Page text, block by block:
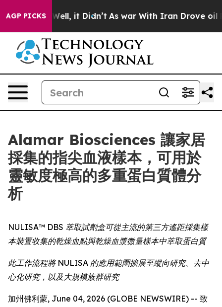
AGP PICKS
40%. Well, it Didn’t As war With Iran Drove oil
Alamar Biosciences 讓家居
採集的指尖血液樣本，可用於
靈敏度極高的多重蛋白質體分
析
NULISA™ DBS 萃取試劑盒可從主流的第三方遙距採集樣
本裝置收集的乾燥血點與乾燥血漿微量樣本中萃取蛋白質
此工作流程將 NULISA 的應用範圍擴展至縱向研究、去中
心化研究，以及大規模族群研究
加州佛利蒙, June 04, 2026 (GLOBE NEWSWIRE) -- 致